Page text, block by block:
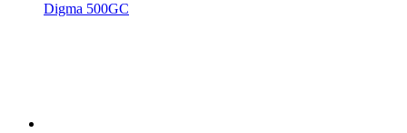
Digma 500GC